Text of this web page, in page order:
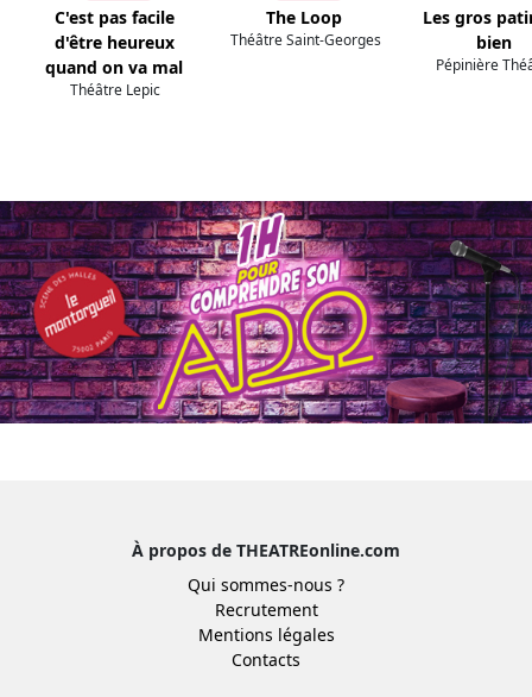
C'est pas facile
d'être heureux
quand on va mal
Théâtre Lepic
The Loop
Théâtre Saint-Georges
Les gros
bien
Pépinière
À propos de THEATREonline.com
Qui sommes-nous ?
Recrutement
Mentions légales
Contacts